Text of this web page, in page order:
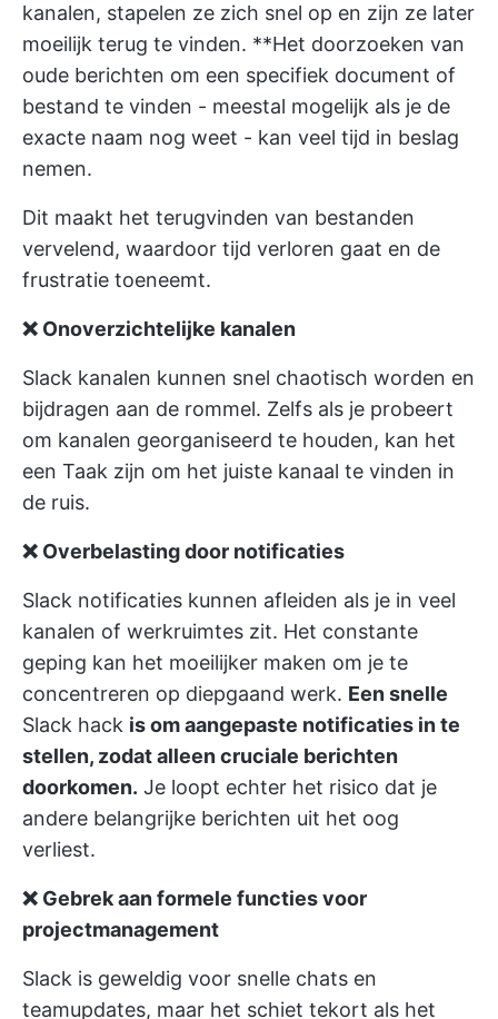
kanalen, stapelen ze zich snel op en zijn ze later
moeilijk terug te vinden. **Het doorzoeken van
oude berichten om een specifiek document of
bestand te vinden - meestal mogelijk als je de
exacte naam nog weet - kan veel tijd in beslag
nemen.
Dit maakt het terugvinden van bestanden
vervelend, waardoor tijd verloren gaat en de
frustratie toeneemt.
❌ Onoverzichtelijke kanalen
Slack kanalen kunnen snel chaotisch worden en
bijdragen aan de rommel. Zelfs als je probeert
om kanalen georganiseerd te houden, kan het
een Taak zijn om het juiste kanaal te vinden in
de ruis.
❌ Overbelasting door notificaties
Slack notificaties kunnen afleiden als je in veel
kanalen of werkruimtes zit. Het constante
geping kan het moeilijker maken om je te
concentreren op diepgaand werk. Een snelle
Slack hack is om aangepaste notificaties in te
stellen, zodat alleen cruciale berichten
doorkomen. Je loopt echter het risico dat je
andere belangrijke berichten uit het oog
verliest.
❌ Gebrek aan formele functies voor
projectmanagement
Slack is geweldig voor snelle chats en
teamupdates, maar het schiet tekort als het